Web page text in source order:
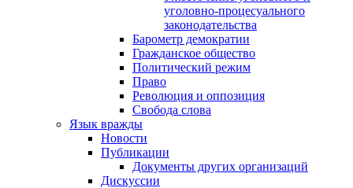
уголовно-процесуального
законодательства
Барометр демократии
Гражданское общество
Политический режим
Право
Революция и оппозиция
Свобода слова
Язык вражды
Новости
Публикации
Документы других организаций
Дискуссии